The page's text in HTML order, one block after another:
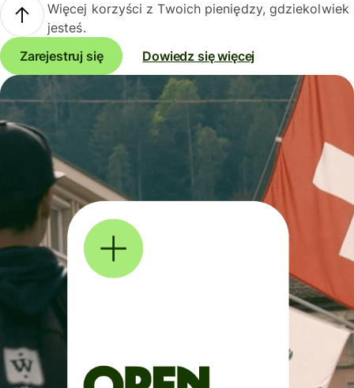
Więcej korzyści z Twoich pieniędzy, gdziekolwiek
jesteś.
Zarejestruj się
Dowiedz się więcej